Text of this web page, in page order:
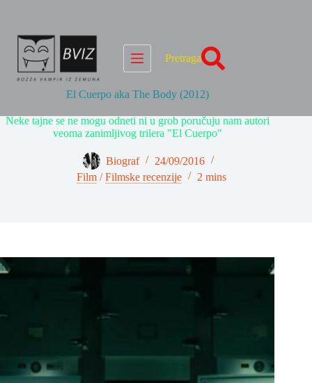
Pretraga
El Cuerpo aka The Body (2012)
Neke tajne se ne mogu odneti ni u grob poručuju nam autori
veoma zanimljivog trilera "El Cuerpo"
Biograf
24/09/2016
Film/Filmske recenzije 2 mins